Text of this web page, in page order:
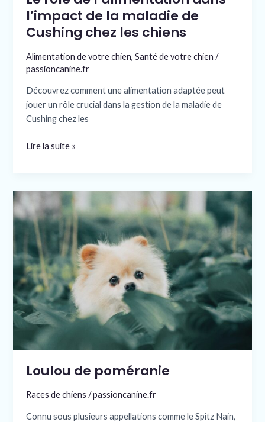
l’impact de la maladie de
Cushing chez les chiens
Alimentation de votre chien,Santé de votre chien /
passioncanine.fr
Découvrez comment une alimentation adaptée peut
jouer un rôle crucial dans la gestion de la maladie de
Cushing chez les
chiens
Lire la suite »
Loulou de poméranie
Races de chiens /passioncanine.fr
Connu sous plusieurs appellations comme le Spitz Nain,
Loulou
de
poméranie